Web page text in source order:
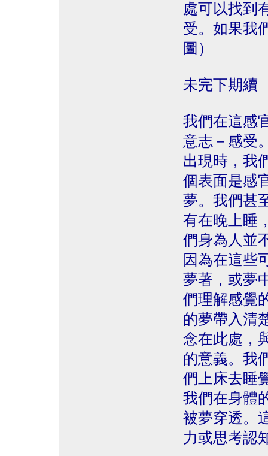
處可以找到
受。如果我
圖）
未完下期續
我們在這感
意志－感受
出現時，我
個表面是感
夢。我們甚
有在晚上睡
們身為人並
因為在這些
夢著，或夢
們理解感覺
的夢帶入清
念在此處，
的意義。我
們上床去睡
我們在身體
被夢穿透。
力或思考認